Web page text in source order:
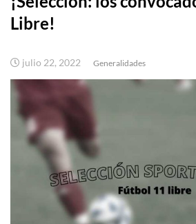
Libre!
julio 22, 2022 Generalidades